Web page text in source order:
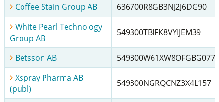
Coffee Stain Group AB
636700R8GB3NJ2J6DG90
White Pearl Technology
Group AB
549300TBIFK8VYIJEM39
Betsson AB
549300W61XW8OFGBG077
Xspray Pharma AB
(publ)
549300NGRQCNZ3X4L157